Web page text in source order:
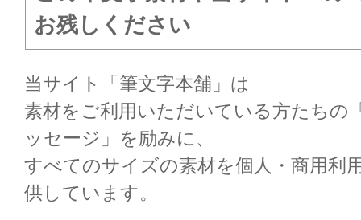
お残しください
当サイト「筆文字本舗」は
素材をご利用いただいている方たちの
ッセージ」を励みに、
すべてのサイズの素材を個人・商用利
供しています。